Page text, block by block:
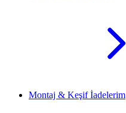
Montaj & Keşif İadelerim